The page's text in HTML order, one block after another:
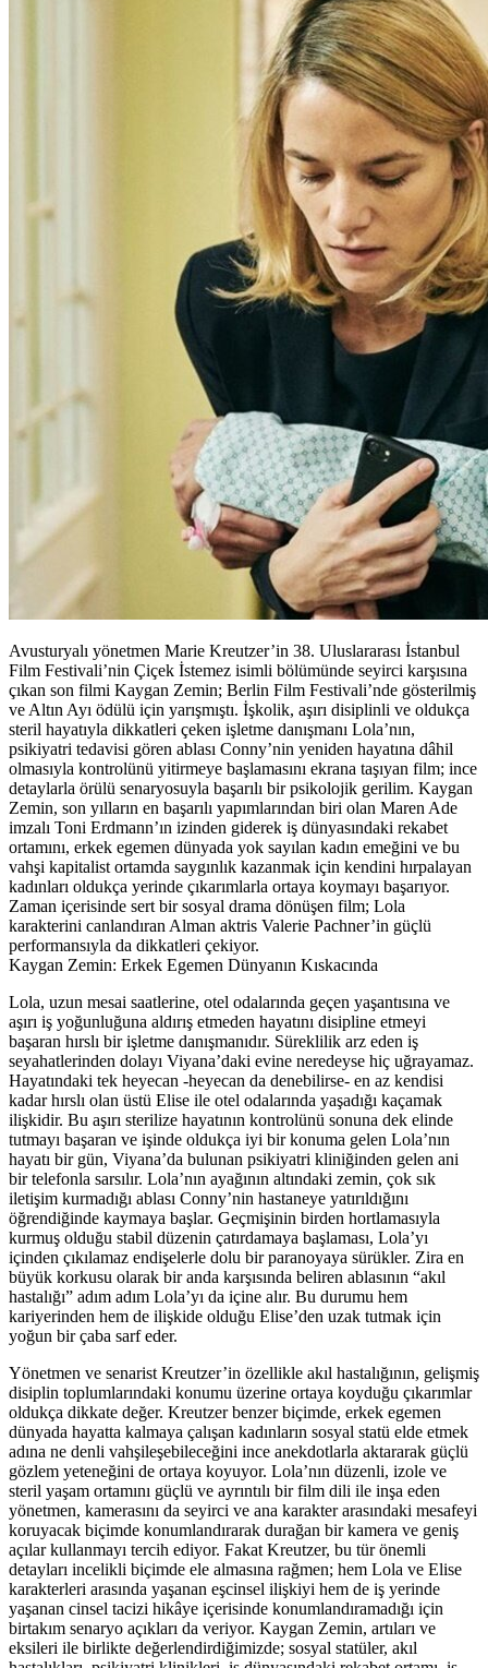
Avusturyalı yönetmen Marie Kreutzer’in 38. Uluslararası İstanbul
Film Festivali’nin Çiçek İstemez isimli bölümünde seyirci karşısına
çıkan son filmi Kaygan Zemin; Berlin Film Festivali’nde gösterilmiş
ve Altın Ayı ödülü için yarışmıştı. İşkolik, aşırı disiplinli ve oldukça
steril hayatıyla dikkatleri çeken işletme danışmanı Lola’nın,
psikiyatri tedavisi gören ablası Conny’nin yeniden hayatına dâhil
olmasıyla kontrolünü yitirmeye başlamasını ekrana taşıyan film; ince
detaylarla örülü senaryosuyla başarılı bir psikolojik gerilim. Kaygan
Zemin, son yılların en başarılı yapımlarından biri olan Maren Ade
imzalı Toni Erdmann’ın izinden giderek iş dünyasındaki rekabet
ortamını, erkek egemen dünyada yok sayılan kadın emeğini ve bu
vahşi kapitalist ortamda saygınlık kazanmak için kendini hırpalayan
kadınları oldukça yerinde çıkarımlarla ortaya koymayı başarıyor.
Zaman içerisinde sert bir sosyal drama dönüşen film; Lola
karakterini canlandıran Alman aktris Valerie Pachner’in güçlü
performansıyla da dikkatleri çekiyor.
Kaygan Zemin: Erkek Egemen Dünyanın Kıskacında
Lola, uzun mesai saatlerine, otel odalarında geçen yaşantısına ve
aşırı iş yoğunluğuna aldırış etmeden hayatını disipline etmeyi
başaran hırslı bir işletme danışmanıdır. Süreklilik arz eden iş
seyahatlerinden dolayı Viyana’daki evine neredeyse hiç uğrayamaz.
Hayatındaki tek heyecan -heyecan da denebilirse- en az kendisi
kadar hırslı olan üstü Elise ile otel odalarında yaşadığı kaçamak
ilişkidir. Bu aşırı sterilize hayatının kontrolünü sonuna dek elinde
tutmayı başaran ve işinde oldukça iyi bir konuma gelen Lola’nın
hayatı bir gün, Viyana’da bulunan psikiyatri kliniğinden gelen ani
bir telefonla sarsılır. Lola’nın ayağının altındaki zemin, çok sık
iletişim kurmadığı ablası Conny’nin hastaneye yatırıldığını
öğrendiğinde kaymaya başlar. Geçmişinin birden hortlamasıyla
kurmuş olduğu stabil düzenin çatırdamaya başlaması, Lola’yı
içinden çıkılamaz endişelerle dolu bir paranoyaya sürükler. Zira en
büyük korkusu olarak bir anda karşısında beliren ablasının “akıl
hastalığı” adım adım Lola’yı da içine alır. Bu durumu hem
kariyerinden hem de ilişkide olduğu Elise’den uzak tutmak için
yoğun bir çaba sarf eder.
Yönetmen ve senarist Kreutzer’in özellikle akıl hastalığının, gelişmiş
disiplin toplumlarındaki konumu üzerine ortaya koyduğu çıkarımlar
oldukça dikkate değer. Kreutzer benzer biçimde, erkek egemen
dünyada hayatta kalmaya çalışan kadınların sosyal statü elde etmek
adına ne denli vahşileşebileceğini ince anekdotlarla aktararak güçlü
gözlem yeteneğini de ortaya koyuyor. Lola’nın düzenli, izole ve
steril yaşam ortamını güçlü ve ayrıntılı bir film dili ile inşa eden
yönetmen, kamerasını da seyirci ve ana karakter arasındaki mesafeyi
koruyacak biçimde konumlandırarak durağan bir kamera ve geniş
açılar kullanmayı tercih ediyor. Fakat Kreutzer, bu tür önemli
detayları incelikli biçimde ele almasına rağmen; hem Lola ve Elise
karakterleri arasında yaşanan eşcinsel ilişkiyi hem de iş yerinde
yaşanan cinsel tacizi hikâye içerisinde konumlandıramadığı için
birtakım senaryo açıkları da veriyor. Kaygan Zemin, artıları ve
eksileri ile birlikte değerlendirdiğimizde; sosyal statüler, akıl